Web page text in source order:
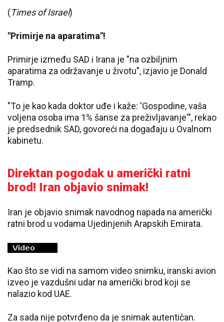
(Times of Israel)
"Primirje na aparatima"!
Primirje između SAD i Irana je "na ozbiljnim
aparatima za održavanje u životu", izjavio je Donald
Tramp.
"To je kao kada doktor uđe i kaže: 'Gospodine, vaša
voljena osoba ima 1% šanse za preživljavanje'", rekao
je predsednik SAD, govoreći na događaju u Ovalnom
kabinetu.
Direktan pogodak u američki ratni
brod! Iran objavio snimak!
Iran je objavio snimak navodnog napada na američki
ratni brod u vodama Ujedinjenih Arapskih Emirata.
Kao što se vidi na samom video snimku, iranski avion
izveo je vazdušni udar na američki brod koji se
nalazio kod UAE.
Za sada nije potvrđeno da je snimak autentičan.